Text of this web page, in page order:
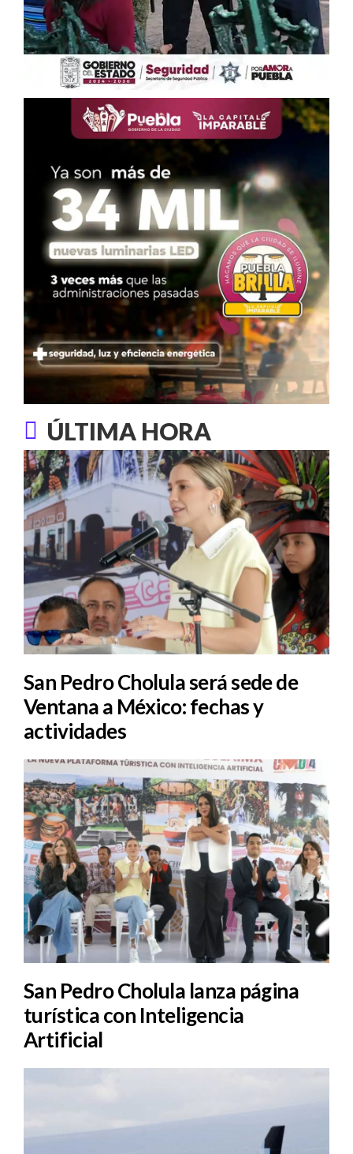
ÚLTIMA HORA
San Pedro Cholula será sede de
Ventana a México: fechas y
actividades
San Pedro Cholula lanza página
turística con Inteligencia
Artificial